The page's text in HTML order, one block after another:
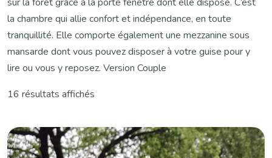
la chambre qui allie confort et indépendance, en toute
tranquillité. Elle comporte également une mezzanine sous
mansarde dont vous pouvez disposer à votre guise pour y
lire ou vous y reposez. Version Couple
16 résultats affichés